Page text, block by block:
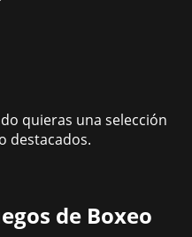
quieras una selección
destacados.
de Boxeo